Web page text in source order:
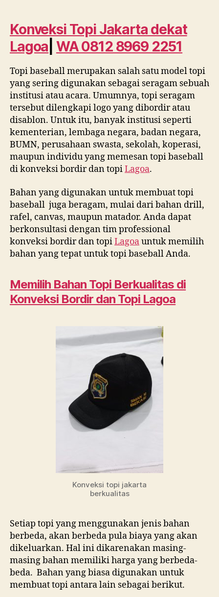
jakarta
dekat
Lagoa
|
WA
0812
8969
2251
Konveksi Topi Jakarta dekat
Lagoa WA 0812 8969 2251
Topi baseball merupakan salah satu model topi
yang sering digunakan sebagai seragam sebuah
institusi atau acara. Umumnya, topi seragam
tersebut dilengkapi logo yang dibordir atau
disablon. Untuk itu, banyak institusi seperti
kementerian, lembaga negara, badan negara,
BUMN, perusahaan swasta, sekolah, koperasi,
maupun individu yang memesan topi baseball
di konveksi bordir dan topiLagoa.
Bahan yang digunakan untuk membuat topi
baseball juga beragam, mulai dari bahan drill,
rafel, canvas, maupun matador. Anda dapat
berkonsultasi dengan tim professional
konveksi bordir dan topiLagoauntuk memilih
bahan yang tepat untuk topi baseball Anda.
Memilih Bahan Topi Berkualitas di
Konveksi Bordir dan Topi Lagoa
Konveksi topi jakarta
berkualitas
Setiap topi yang menggunakan jenis bahan
berbeda, akan berbeda pula biaya yang akan
dikeluarkan. Hal ini dikarenakan masing-
masing bahan memiliki harga yang berbeda-
beda. Bahan yang biasa digunakan untuk
membuat topi antara lain sebagai berikut.